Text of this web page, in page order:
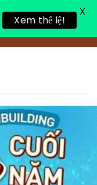
Toggle
Xem thể lệ!
X